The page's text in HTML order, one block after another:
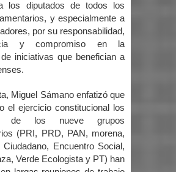
los diputados de todos los
y especialmente a
por su responsabilidad,
y compromiso en la
iniciativas que benefician a
Miguel Sámano enfatizó que
el ejercicio constitucional los
de los nueve grupos
(PRI, PRD, PAN, morena,
Ciudadano, Encuentro Social,
Verde Ecologista y PT) han